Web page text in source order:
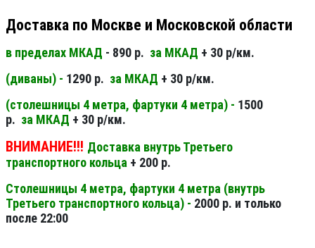
Доставка по Москве и Московской области
в пределах МКАД - 890 р. за МКАД + 30 р/км.
(диваны) - 1290 р. за МКАД + 30 р/км.
(столешницы 4 метра, фартуки 4 метра) - 1500
р. за МКАД + 30 р/км.
ВНИМАНИЕ!!! Доставка внутрь Третьего
транспортного кольца + 200 р.
Столешницы 4 метра, фартуки 4 метра (внутрь
Третьего транспортного кольца) - 2000 р. и только
после 22:00